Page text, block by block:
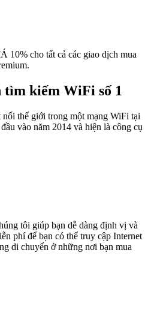
cho tất cả các giao dịch mua
kiếm WiFi số 1
nối thế giới trong một mạng WiFi tại
vào năm 2014 và hiện là công cụ
tôi giúp bạn dễ dàng định vị và
phí để bạn có thể truy cập Internet
di chuyển ở những nơi bạn mua